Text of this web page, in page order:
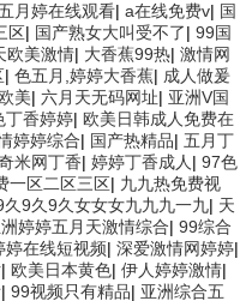
月婷在线观看| a在线免费v| 国
区| 国产熟女大叫受不了| 99国
欧美激情| 大香蕉99热| 激情网
| 色五月,婷婷大香蕉| 成人做爰
美| 六月天无码网址| 亚洲V国
丁香婷婷| 欧美日韩成人免费在
婷婷综合| 国产热精品| 五月丁
米网丁香| 婷婷丁香成人 | 97色
一区二区三区| 九九热免费视
久9久9久女女女九九九一九| 天
婷婷五月天激情综合| 99综合
婷在线短视频| 深爱激情网婷婷|
| 欧美日本黄色| 伊人婷婷激情|
| 99视频只有精品| 亚洲综合五